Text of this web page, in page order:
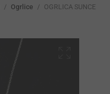
/ Ogrlice / OGRLICA SUNCE